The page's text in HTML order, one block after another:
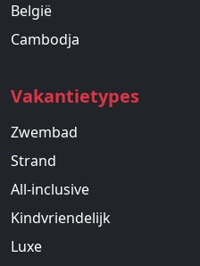
België
Cambodja
Vakantietypes
Zwembad
Strand
All-inclusive
Kindvriendelijk
Luxe